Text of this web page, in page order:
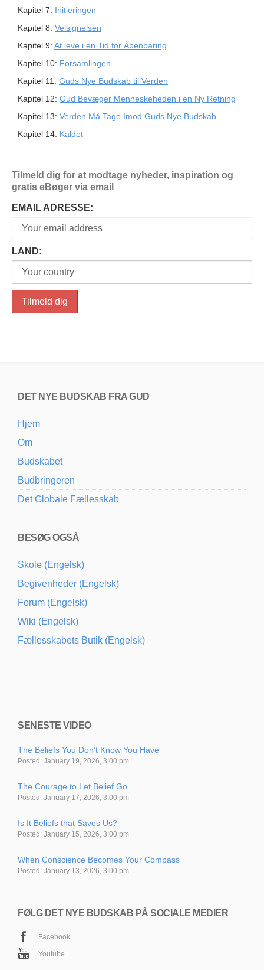
Kapitel 7: Initieringen
Kapitel 8: Velsignelsen
Kapitel 9: At leve i en Tid for Åbenbaring
Kapitel 10: Forsamlingen
Kapitel 11: Guds Nye Budskab til Verden
Kapitel 12: Gud Bevæger Menneskeheden i en Ny Retning
Kapitel 13: Verden Må Tage Imod Guds Nye Budskab
Kapitel 14: Kaldet
Tilmeld dig for at modtage nyheder, inspiration og
gratis eBøger via email
EMAIL ADRESSE:
LAND:
DET NYE BUDSKAB FRA GUD
Hjem
Om
Budskabet
Budbringeren
Det Globale Fællesskab
BESØG OGSÅ
Skole (Engelsk)
Begivenheder (Engelsk)
Forum (Engelsk)
Wiki (Engelsk)
Fællesskabets Butik (Engelsk)
SENESTE VIDEO
The Beliefs You Don’t Know You Have
Posted: January 19, 2026, 3:00 pm
The Courage to Let Belief Go
Posted: January 17, 2026, 3:00 pm
Is It Beliefs that Saves Us?
Posted: January 15, 2026, 3:00 pm
When Conscience Becomes Your Compass
Posted: January 13, 2026, 3:00 pm
FØLG DET NYE BUDSKAB PÅ SOCIALE MEDIER
Facebook
Youtube